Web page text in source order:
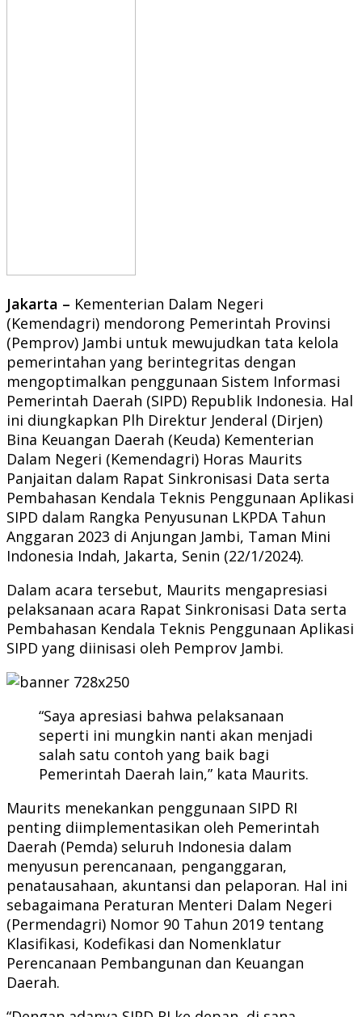
Jakarta – Kementerian Dalam Negeri
(Kemendagri) mendorong Pemerintah Provinsi
(Pemprov) Jambi untuk mewujudkan tata kelola
pemerintahan yang berintegritas dengan
mengoptimalkan penggunaan Sistem Informasi
Pemerintah Daerah (SIPD) Republik Indonesia. Hal
ini diungkapkan Plh Direktur Jenderal (Dirjen)
Bina Keuangan Daerah (Keuda) Kementerian
Dalam Negeri (Kemendagri) Horas Maurits
Panjaitan dalam Rapat Sinkronisasi Data serta
Pembahasan Kendala Teknis Penggunaan Aplikasi
SIPD dalam Rangka Penyusunan LKPDA Tahun
Anggaran 2023 di Anjungan Jambi, Taman Mini
Indonesia Indah, Jakarta, Senin (22/1/2024).
Dalam acara tersebut, Maurits mengapresiasi
pelaksanaan acara Rapat Sinkronisasi Data serta
Pembahasan Kendala Teknis Penggunaan Aplikasi
SIPD yang diinisasi oleh Pemprov Jambi.
“Saya apresiasi bahwa pelaksanaan
seperti ini mungkin nanti akan menjadi
salah satu contoh yang baik bagi
Pemerintah Daerah lain,” kata Maurits.
Maurits menekankan penggunaan SIPD RI
penting diimplementasikan oleh Pemerintah
Daerah (Pemda) seluruh Indonesia dalam
menyusun perencanaan, penganggaran,
penatausahaan, akuntansi dan pelaporan. Hal ini
sebagaimana Peraturan Menteri Dalam Negeri
(Permendagri) Nomor 90 Tahun 2019 tentang
Klasifikasi, Kodefikasi dan Nomenklatur
Perencanaan Pembangunan dan Keuangan
Daerah.